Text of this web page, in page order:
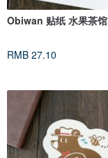
Obiwan 贴纸 水果茶馆
RMB 27.10